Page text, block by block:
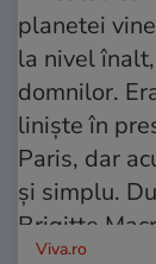
Viva.ro